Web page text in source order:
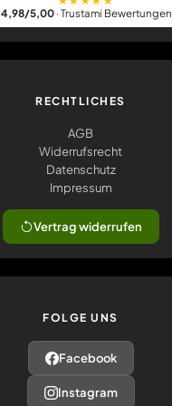
4,98/5,00· Trustami Bewertungen
RECHTLICHES
AGB
Widerrufsrecht
Datenschutz
Impressum
Vertrag widerrufen
FOLGE UNS
Facebook
Instagram